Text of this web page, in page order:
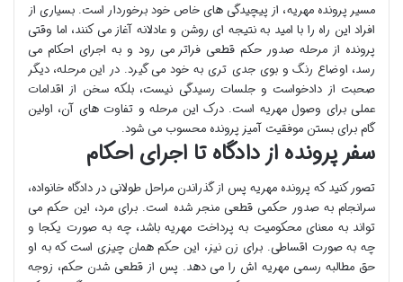
مسیر پرونده مهریه، از پیچیدگی های خاص خود برخوردار است. بسیاری از
افراد این راه را با امید به نتیجه ای روشن و عادلانه آغاز می کنند، اما وقتی
پرونده از مرحله صدور حکم قطعی فراتر می رود و به اجرای احکام می
رسد، اوضاع رنگ و بوی جدی تری به خود می گیرد. در این مرحله، دیگر
صحبت از دادخواست و جلسات رسیدگی نیست، بلکه سخن از اقدامات
عملی برای وصول مهریه است. درک این مرحله و تفاوت های آن، اولین
گام برای بستن موفقیت آمیز پرونده محسوب می شود.
سفر پرونده از دادگاه تا اجرای احکام
تصور کنید که پرونده مهریه پس از گذراندن مراحل طولانی در دادگاه خانواده،
سرانجام به صدور حکمی قطعی منجر شده است. برای مرد، این حکم می
تواند به معنای محکومیت به پرداخت مهریه باشد، چه به صورت یکجا و
چه به صورت اقساطی. برای زن نیز، این حکم همان چیزی است که به او
حق مطالبه رسمی مهریه اش را می دهد. پس از قطعی شدن حکم، زوجه